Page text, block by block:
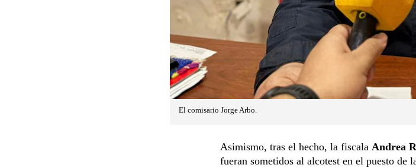
El comisario Jorge Arbo.
Asimismo, tras el hecho, la fiscala Andrea
fueran sometidos al alcotest en el puesto de